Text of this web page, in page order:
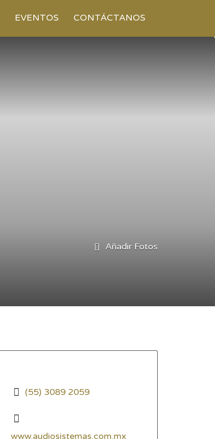
EVENTOS CONTÁCTANOS
Añadir Fotos
(55) 3089 2059
www.audiosistemas.com.mx